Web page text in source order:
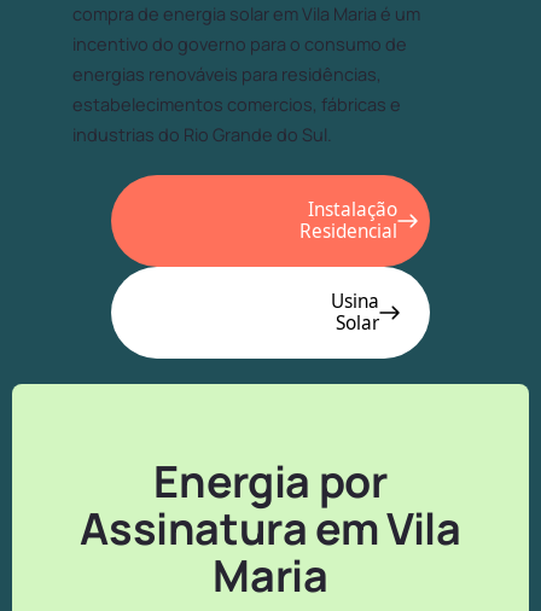
compra de energia solar em Vila Maria é um
incentivo do governo para o consumo de
energias renováveis para residências,
estabelecimentos comercios, fábricas e
industrias do Rio Grande do Sul.
Instalação
Residencial
Usina
Solar
Energia por
Assinatura em Vila
Maria